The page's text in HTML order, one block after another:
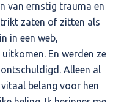
van ernstig trauma en
zaten of zitten als
in een web,
En werden ze
Alleen al
belang voor hen